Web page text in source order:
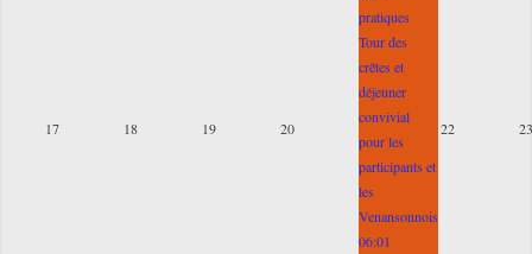
17 18 19 20
pratiques
Tour des
crêtes et
déjeuner
convivial
pour les
participants et
les
Venansonnois
06:01
22